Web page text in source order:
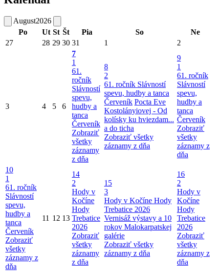
August2026
Po
Ut St Št Pia So
Ne
27
28 29 30 31 1 2
3 4 5 6
7
1
61.
ročník
Slávností
spevu,
hudby a
tanca
Červeník
Zobraziť
všetky
záznamy
z dňa
8
2
61. ročník Slávností
spevu, hudby a tanca
Červeník Pocta Eve
Kostolányiovej - Od
kolísky ku hviezdam...
a do ticha
Zobraziť všetky
záznamy z dňa
9
1
61. ročník
Slávností
spevu,
hudby a
tanca
Červeník
Zobraziť
všetky
záznamy z
dňa
10
1
61. ročník
Slávností
spevu,
hudby a
tanca
Červeník
Zobraziť
všetky
záznamy z
dňa
11 12 13
14
2
Hody v
Kočíne
Hody
Trebatice
2026
Zobraziť
všetky
záznamy
z dňa
15
3
Hody v Kočíne Hody
Trebatice 2026
Vernisáž výstavy a 10
rokov Malokarpatskej
galérie
Zobraziť všetky
záznamy z dňa
16
2
Hody v
Kočíne
Hody
Trebatice
2026
Zobraziť
všetky
záznamy z
dňa